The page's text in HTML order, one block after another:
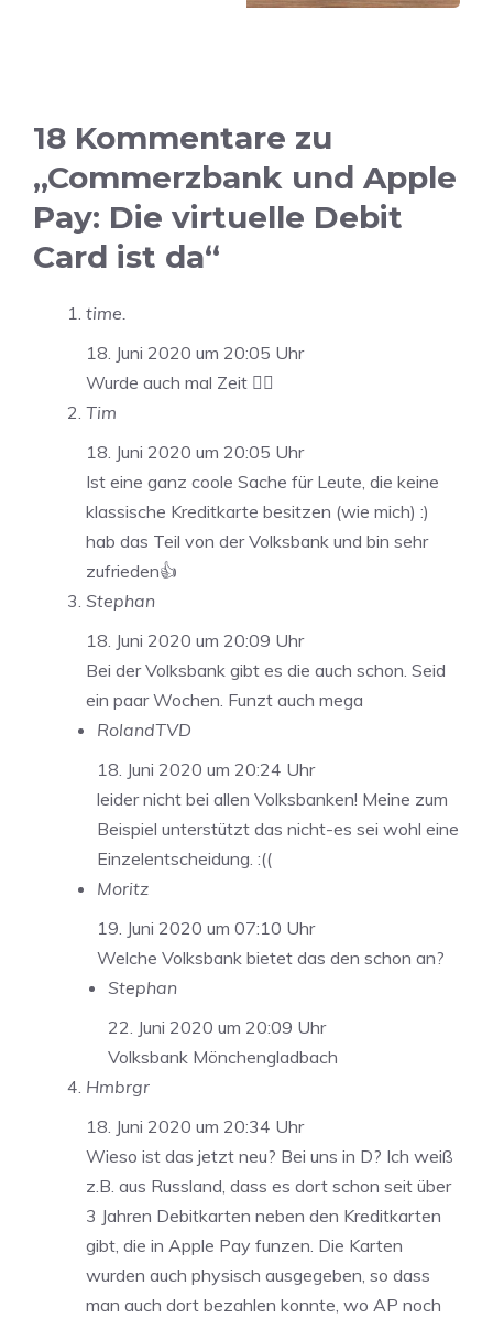
18 Kommentare zu
„Commerzbank und Apple
Pay: Die virtuelle Debit
Card ist da“
time.
18. Juni 2020 um 20:05 Uhr
Wurde auch mal Zeit 👌🏼
Tim
18. Juni 2020 um 20:05 Uhr
Ist eine ganz coole Sache für Leute, die keine
klassische Kreditkarte besitzen (wie mich) :)
hab das Teil von der Volksbank und bin sehr
zufrieden👍
Stephan
18. Juni 2020 um 20:09 Uhr
Bei der Volksbank gibt es die auch schon. Seid
ein paar Wochen. Funzt auch mega
RolandTVD
18. Juni 2020 um 20:24 Uhr
leider nicht bei allen Volksbanken! Meine zum
Beispiel unterstützt das nicht-es sei wohl eine
Einzelentscheidung. :((
Moritz
19. Juni 2020 um 07:10 Uhr
Welche Volksbank bietet das den schon an?
Stephan
22. Juni 2020 um 20:09 Uhr
Volksbank Mönchengladbach
Hmbrgr
18. Juni 2020 um 20:34 Uhr
Wieso ist das jetzt neu? Bei uns in D? Ich weiß
z.B. aus Russland, dass es dort schon seit über
3 Jahren Debitkarten neben den Kreditkarten
gibt, die in Apple Pay funzen. Die Karten
wurden auch physisch ausgegeben, so dass
man auch dort bezahlen konnte, wo AP noch